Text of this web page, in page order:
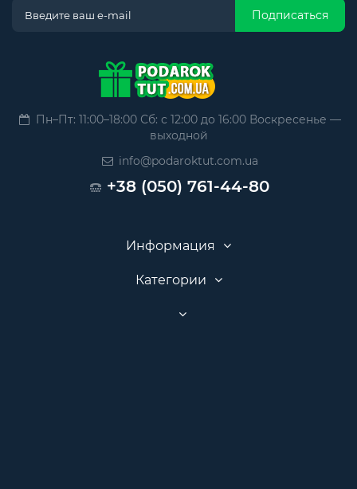
Подписаться
Пн–Пт: 11:00–18:00 Сб: с 12:00 до 16:00 Воскресенье —
выходной
info@podaroktut.com.ua
+38 (050) 761-44-80
Информация
Категории